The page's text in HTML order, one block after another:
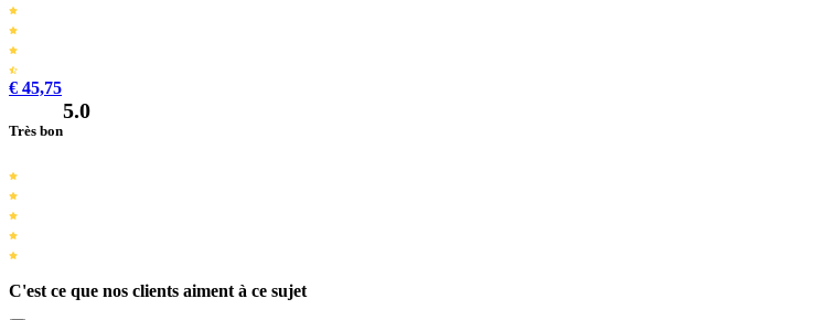
€ 45,75
Très bon
5.0
C'est ce que nos clients aiment à ce sujet